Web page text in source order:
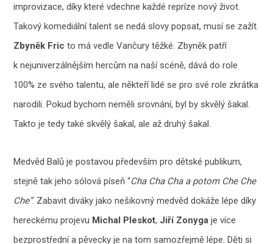
improvizace, díky které vdechne každé repríze nový život.
Takový komediální talent se nedá slovy popsat, musí se zažít.
Zbyněk Fric to má vedle Vančury těžké. Zbyněk patří
k nejuniverzálnějším hercům na naší scéně, dává do role
100% ze svého talentu, ale někteří lidé se pro své role zkrátka
narodili. Pokud bychom neměli srovnání, byl by skvělý šakal.
Takto je tedy také skvělý šakal, ale až druhý šakal.
Medvěd Balů je postavou především pro dětské publikum,
stejně tak jeho sólová píseň “Cha Cha Cha a potom Che Che
Che”. Zabavit diváky jako nešikovný medvěd dokáže lépe díky
hereckému projevu Michal Pleskot, Jiří Zonyga je více
bezprostřední a pěvecky je na tom samozřejmě lépe. Děti si